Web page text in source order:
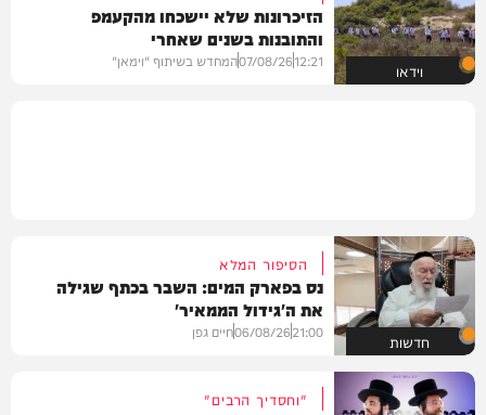
וידאו
הזיכרונות שלא יישכחו מהקעמפ
והתובנות בשנים שאחרי
12:21
07/08/26המחדש בשיתוף "וימאן"
חדשות
הסיפור המלא
נס בפארק המים: השבר בכתף שגילה
את ה'גידול הממאיר'
21:00
06/08/26חיים גפן
"וחסדיך הרבים"